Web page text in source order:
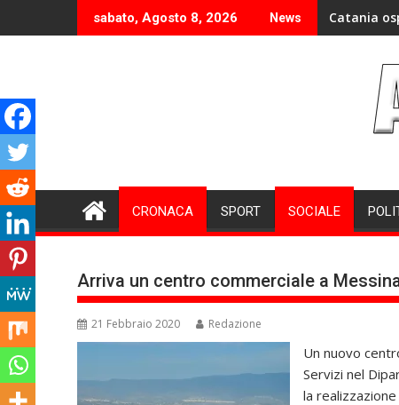
to
sabato, Agosto 8, 2026 News Catania
CRONACA SPORT SOCIALE
Arriva un centro commerciale a
21 Febbraio 2020 Redazione
Un nuovo
Servizi nel
la